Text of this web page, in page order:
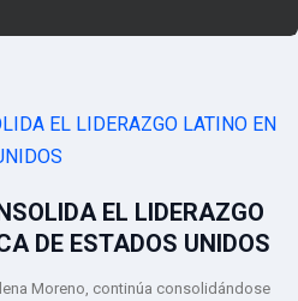
EL LIDERAZGO
DE ESTADOS UNIDOS
Moreno, continúa consolidándose